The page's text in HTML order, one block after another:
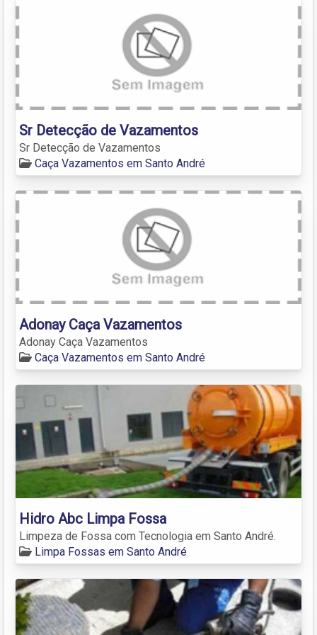
Sr Detecção de Vazamentos
Sr Detecção de Vazamentos
Caça Vazamentos em Santo André
Adonay Caça Vazamentos
Adonay Caça Vazamentos
Caça Vazamentos em Santo André
Hidro Abc Limpa Fossa
Limpeza de Fossa com Tecnologia em Santo André.
Limpa Fossas em Santo André